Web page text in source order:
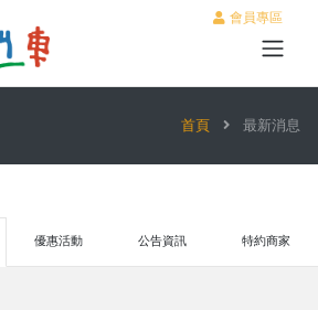
會員專區
首頁 最新消息
優惠活動 公告資訊 特約商家